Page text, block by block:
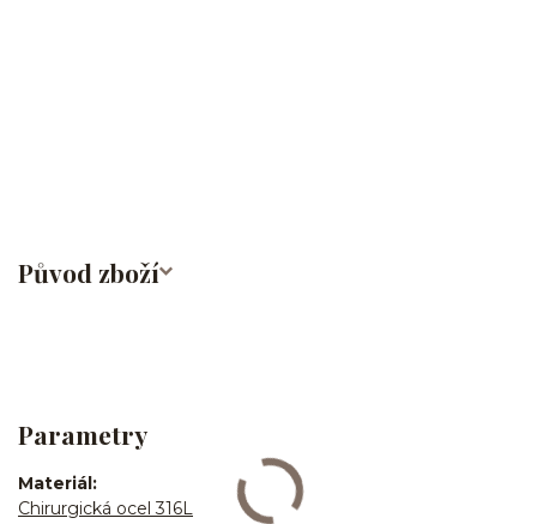
Původ zboží
Parametry
Materiál
Chirurgická ocel 316L